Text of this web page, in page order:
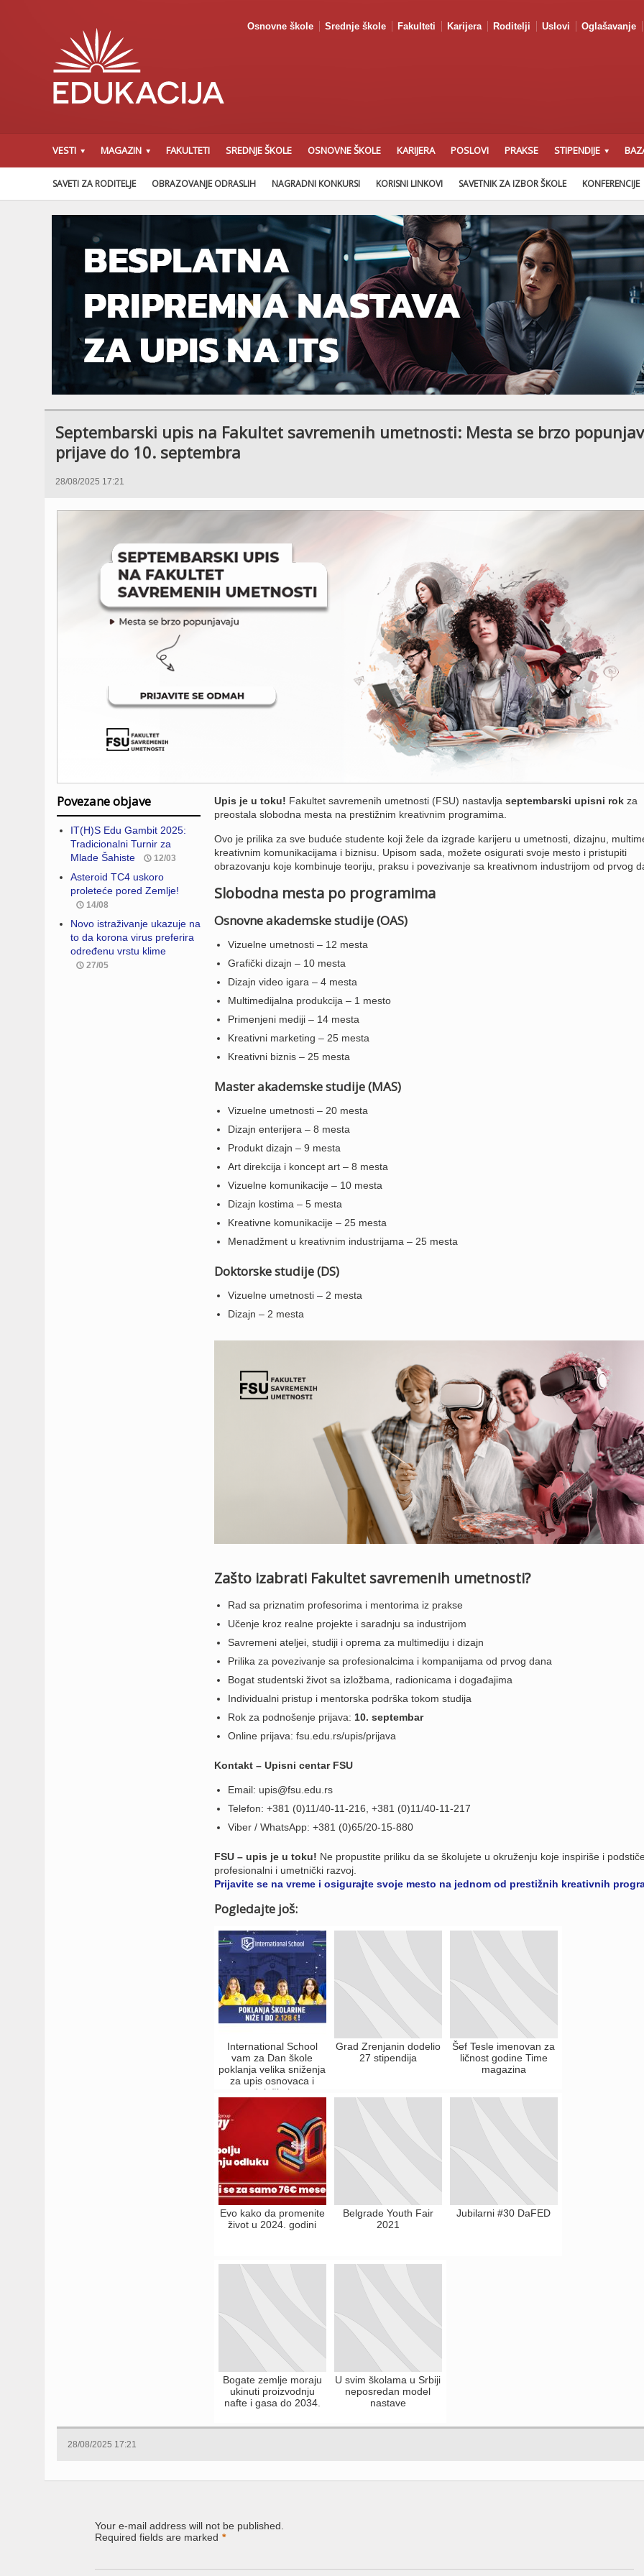
Osnovne škole Srednje škole Fakulteti Karijera Roditelji Uslovi Oglašavanje
VESTI MAGAZIN FAKULTETI SREDNJE ŠKOLE OSNOVNE ŠKOLE KARIJERA POSLOVI PRAKSE STIPENDIJE
SAVETI ZA RODITELJE OBRAZOVANJE ODRASLIH NAGRADNI KONKURSI KORISNI LINKOVI SAVETNIK ZA IZBOR ŠKOLE KONFERENCIJE
Septembarski upis na Fakultet savremenih umetnosti: Mesta se brzo
prijave do 10. septembra
28/08/2025 17:21
Povezane objave
IT(H)S Edu Gambit 2025:
Tradicionalni Turnir za
Mlade Šahiste
12/03
Asteroid TC4 uskoro
proleteće pored Zemlje!
14/08
Novo istraživanje ukazuje na
to da korona virus preferira
određenu vrstu klime
27/05
Upis je u toku! Fakultet savremenih umetnosti (FSU) nastavlja septembarski upisni rokza
preostala slobodna mesta na prestižnim kreativnim programima.
Ovo je prilika za sve buduće studente koji žele da izgrade karijeru u umetnosti, dizajnu,
kreativnim komunikacijama i biznisu. Upisom sada, možete osigurati svoje mesto i pristupiti
obrazovanju koje kombinuje teoriju, praksu i povezivanje sa kreativnom industrijom od prvog
Slobodna mesta po programima
Osnovne akademske studije (OAS)
Vizuelne umetnosti – 12 mesta
Grafički dizajn – 10 mesta
Dizajn video igara – 4 mesta
Multimedijalna produkcija – 1 mesto
Primenjeni mediji – 14 mesta
Kreativni marketing – 25 mesta
Kreativni biznis – 25 mesta
Master akademske studije (MAS)
Vizuelne umetnosti – 20 mesta
Dizajn enterijera – 8 mesta
Produkt dizajn – 9 mesta
Art direkcija i koncept art – 8 mesta
Vizuelne komunikacije – 10 mesta
Dizajn kostima – 5 mesta
Kreativne komunikacije – 25 mesta
Menadžment u kreativnim industrijama – 25 mesta
Doktorske studije (DS)
Vizuelne umetnosti – 2 mesta
Dizajn – 2 mesta
Zašto izabrati Fakultet savremenih umetnosti?
Rad sa priznatim profesorima i mentorima iz prakse
Učenje kroz realne projekte i saradnju sa industrijom
Savremeni ateljei, studiji i oprema za multimediju i dizajn
Prilika za povezivanje sa profesionalcima i kompanijama od prvog dana
Bogat studentski život sa izložbama, radionicama i događajima
Individualni pristup i mentorska podrška tokom studija
Rok za podnošenje prijava: 10. septembar
Online prijava: fsu.edu.rs/upis/prijava
Kontakt – Upisni centar FSU
Email: upis@fsu.edu.rs
Telefon: +381 (0)11/40-11-216, +381 (0)11/40-11-217
Viber / WhatsApp: +381 (0)65/20-15-880
FSU – upis je u toku! Ne propustite priliku da se školujete u okruženju koje inspiriše i
profesionalni i umetnički razvoj.
Prijavite se na vreme i osigurajte svoje mesto na jednom od prestižnih kreativnih
Pogledajte još:
International School
vam za Dan škole
poklanja velika sniženja
za upis osnovaca i
srednjoškolaca
Grad Zrenjanin dodelio
27 stipendija
Šef Tesle imenovan za
ličnost godine Time
magazina
Evo kako da promenite
život u 2024. godini
Belgrade Youth Fair
2021
Jubilarni #30 DaFED
Bogate zemlje moraju
ukinuti proizvodnju
nafte i gasa do 2034.
U svim školama u Srbiji
neposredan model
nastave
28/08/2025 17:21
Your e-mail address will not be published.
Required fields are marked *